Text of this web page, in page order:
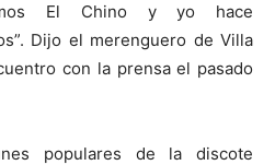
El Chino y yo hace
Dijo el merenguero de Villa
con la prensa el pasado
populares de la discote